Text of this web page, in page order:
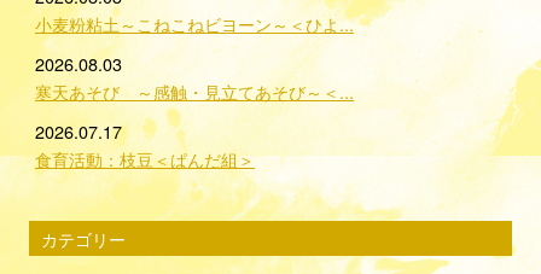
小麦粉粘土～こねこねビヨーン～＜ひよ...
2026.08.03
寒天あそび ～感触・見立てあそび～＜...
2026.07.17
食育活動：枝豆＜ぱんだ組＞
カテゴリー